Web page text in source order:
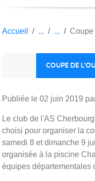
Accueil
COUPE DE
Publiée le 02 juin 2019
Le club de l'AS
choisi pour organiser la
samedi 8 et dimanche 9
organisée à la piscine
équipes départementales